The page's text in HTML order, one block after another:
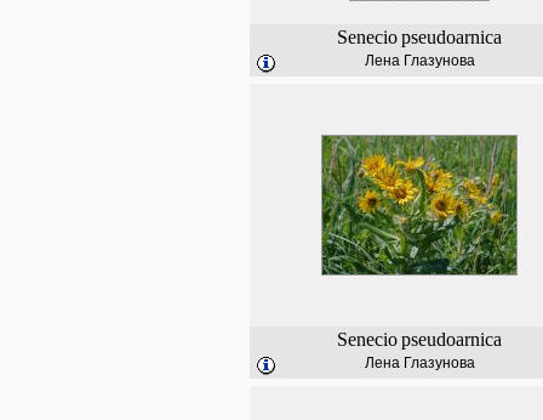
Seneciopseudoarnica
Лена Глазунова
Seneciopseudoarnica
Лена Глазунова